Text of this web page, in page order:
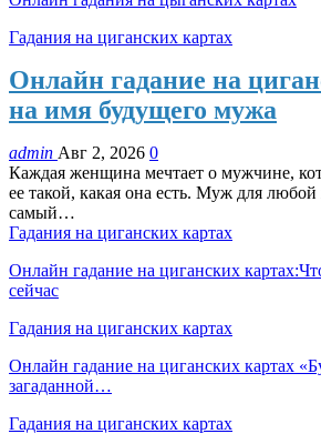
Гадания на циганских картах
Онлайн гадание на
на имя будущего мужа
admin Авг 2, 2026 0
Каждая женщина мечтает о мужчине,
ее такой, какая она есть. Муж для
самый…
Гадания на циганских картах
Онлайн гадание на циганских
сейчас
Гадания на циганских картах
Онлайн гадание на циганских картах
загаданной…
Гадания на циганских картах